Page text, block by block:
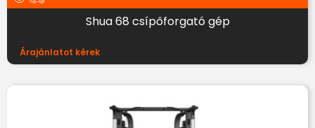
Shua 68 csípőforgató gép
Árajánlatot kérek